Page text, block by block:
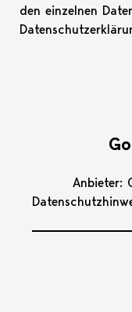
den einzelnen
Anbieter: